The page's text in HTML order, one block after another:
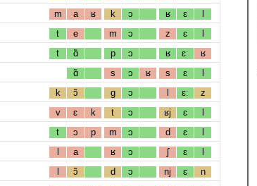
m a ʁ k ɔ ʁ ɛ l
t e m ɔ z ɛ l
t ɑ̃ p ɔ ʁ ɛː ʁ
ɑ̃ s ɔ ʁ s ɛ l
k ɔ̃ g ɔ l ɛː z
v ɛ k t ɔ ʁj ɛ l
t ɔ p m ɔ d ɛ l
l a ʁ ɔ ʃ ɛ l
l ɔ̃ d ɔ nj ɛ n